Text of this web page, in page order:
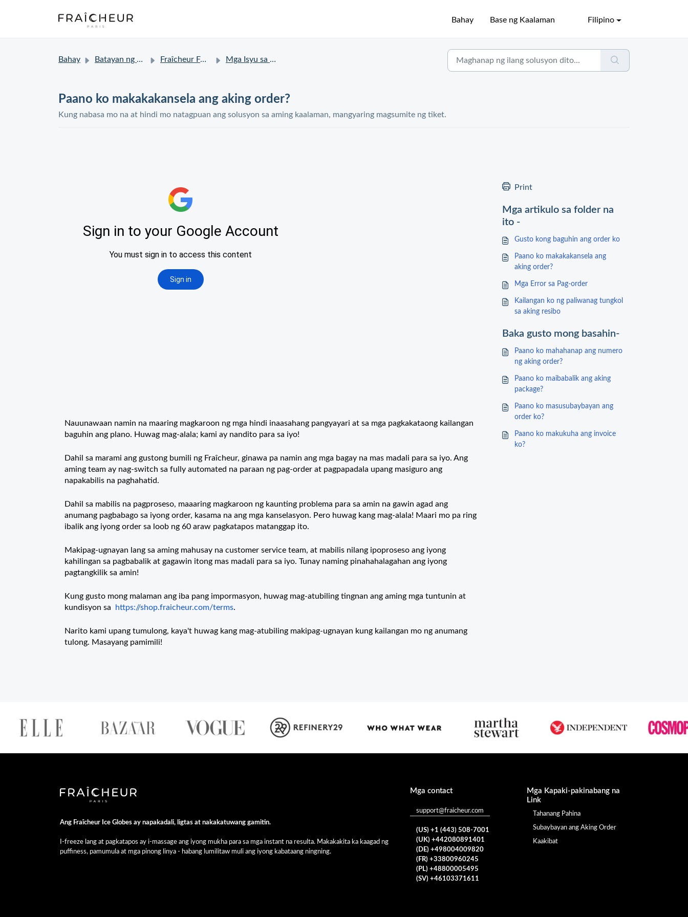
Bahay Base ng Kaalaman Filipino
Bahay Batayan ng kaalaman Fraîcheur FAQ Mga Isyu sa Order
Paano ko makakakansela ang aking order?
Kung nabasa mo na at hindi mo natagpuan ang solusyon sa aming kaalaman, mangyaring magsumite ng tiket.
Nauunawaan namin na maaring magkaroon ng mga hindi inaasahang pangyayari at sa mga pagkakataong kailangan
baguhin ang plano. Huwag mag-alala; kami ay nandito para sa iyo!
Dahil sa marami ang gustong bumili ng Fraîcheur, ginawa pa namin ang mga bagay na mas madali para sa iyo. Ang
aming team ay nag-switch sa fully automated na paraan ng pag-order at pagpapadala upang masiguro ang
napakabilis na paghahatid.
Dahil sa mabilis na pagproseso, maaaring magkaroon ng kaunting problema para sa amin na gawin agad ang
anumang pagbabago sa iyong order, kasama na ang mga kanselasyon. Pero huwag kang mag-alala! Maari mo pa ring
ibalik ang iyong order sa loob ng 60 araw pagkatapos matanggap ito.
Makipag-ugnayan lang sa aming mahusay na customer service team, at mabilis nilang ipoproseso ang iyong
kahilingan sa pagbabalik at gagawin itong mas madali para sa iyo. Tunay naming pinahahalagahan ang iyong
pagtangkilik sa amin!
Kung gusto mong malaman ang iba pang impormasyon, huwag mag-atubiling tingnan ang aming mga tuntunin at
kundisyon sa
https://shop.fraicheur.com/terms.
Narito kami upang tumulong, kaya't huwag kang mag-atubiling makipag-ugnayan kung kailangan mo ng anumang
tulong. Masayang pamimili!
Print
Mga artikulo sa folder na
ito -
Gusto kong baguhin ang order ko
Paano ko makakakansela ang
aking order?
Mga Error sa Pag-order
Kailangan ko ng paliwanag tungkol
sa aking resibo
Baka gusto mong basahin-
Paano ko mahahanap ang numero
ng aking order?
Paano ko maibabalik ang aking
package?
Paano ko masusubaybayan ang
order ko?
Paano ko makukuha ang invoice
ko?
Ang Fraîcheur Ice Globes ay napakadali, ligtas at nakakatuwang gamitin.
I-freeze lang at pagkatapos ay i-massage ang iyong mukha para sa mga instant na resulta. Makakakita ka kaagad ng
puffiness, pamumula at mga pinong linya - habang lumilitaw muli ang iyong kabataang ningning.
Mga contact
support@fraicheur.com
(US) +1 (443) 508-7001
(UK) +442080891401
(DE) +498004009820
(FR) +33800960245
(PL) +48800005495
(SV) +46103371611
Mga Kapaki-pakinabang na
Link
Tahanang Pahina
Subaybayan ang Aking Order
Kaakibat